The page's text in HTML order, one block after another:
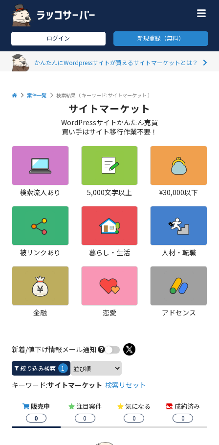
ログイン 新規登録（無料）
かんたんにWordpressサイトが買えるサイトマーケットとは？
案件一覧 検索結果（ キーワード:サイトマーケット ）
サイトマーケット
WordPressサイトかんたん売買
買い手はサイト移行作業不要！
検索流入あり 5,000文字以上 ¥30,000以下
被リンクあり 暮らし・生活 人材・転職
金融 恋愛 アドセンス
新着/値下げ情報メール通知
絞り込み検索 1
キーワード:サイトマーケット 検索リセット
販売中
0
注目案件
0
気になる
0
成約済み
0